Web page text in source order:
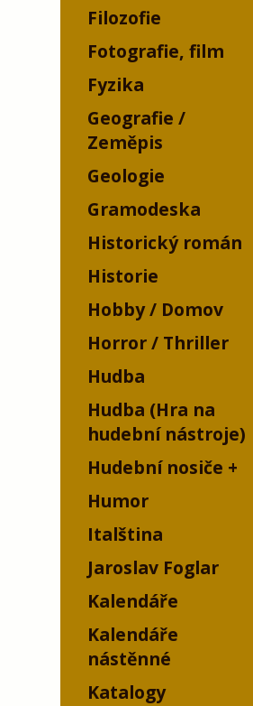
Filozofie
Fotografie, film
Fyzika
Geografie /
Zeměpis
Geologie
Gramodeska
Historický román
Historie
Hobby / Domov
Horror / Thriller
Hudba
Hudba (Hra na
hudební nástroje)
Hudební nosiče
Humor
Italština
Jaroslav Foglar
Kalendáře
Kalendáře
nástěnné
Katalogy